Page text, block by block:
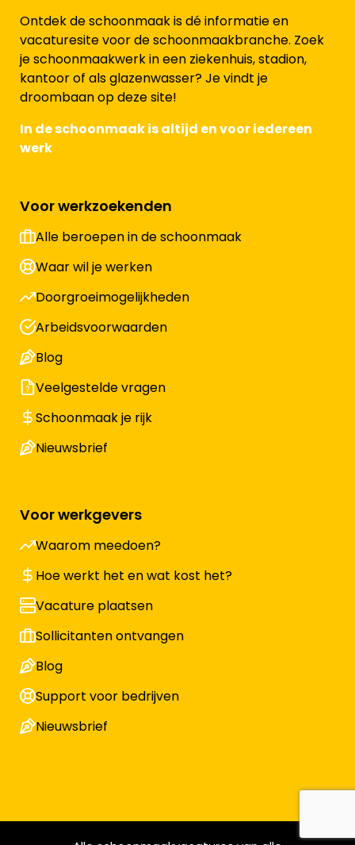
Ontdek de schoonmaak is dé informatie en
vacaturesite voor de schoonmaakbranche. Zoek
je schoonmaakwerk in een ziekenhuis, stadion,
kantoor of als glazenwasser? Je vindt je
droombaan op deze site!
In de schoonmaak is altijd en voor iedereen
werk
Voor werkzoekenden
Alle beroepen in de schoonmaak
Waar wil je werken
Doorgroeimogelijkheden
Arbeidsvoorwaarden
Blog
Veelgestelde vragen
Schoonmaak je rijk
Nieuwsbrief
Voor werkgevers
Waarom meedoen?
Hoe werkt het en wat kost het?
Vacature plaatsen
Sollicitanten ontvangen
Blog
Support voor bedrijven
Nieuwsbrief